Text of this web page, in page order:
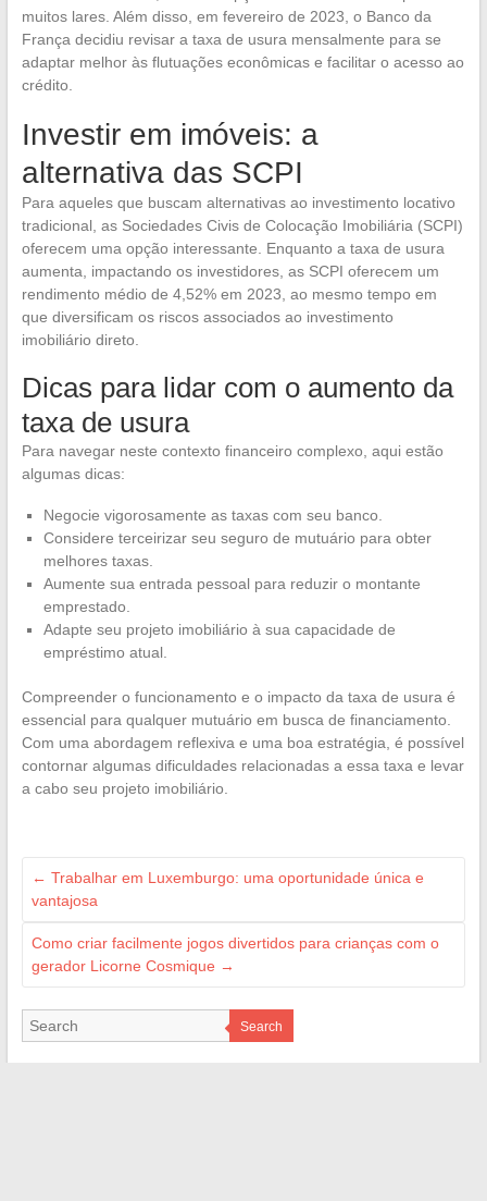
muitos lares. Além disso, em fevereiro de 2023, o Banco da
França decidiu revisar a taxa de usura mensalmente para se
adaptar melhor às flutuações econômicas e facilitar o acesso ao
crédito.
Investir em imóveis: a
alternativa das SCPI
Para aqueles que buscam alternativas ao investimento locativo
tradicional, as Sociedades Civis de Colocação Imobiliária (SCPI)
oferecem uma opção interessante. Enquanto a taxa de usura
aumenta, impactando os investidores, as SCPI oferecem um
rendimento médio de 4,52% em 2023, ao mesmo tempo em
que diversificam os riscos associados ao investimento
imobiliário direto.
Dicas para lidar com o aumento da
taxa de usura
Para navegar neste contexto financeiro complexo, aqui estão
algumas dicas:
Negocie vigorosamente as taxas com seu banco.
Considere terceirizar seu seguro de mutuário para obter
melhores taxas.
Aumente sua entrada pessoal para reduzir o montante
emprestado.
Adapte seu projeto imobiliário à sua capacidade de
empréstimo atual.
Compreender o funcionamento e o impacto da taxa de usura é
essencial para qualquer mutuário em busca de financiamento.
Com uma abordagem reflexiva e uma boa estratégia, é possível
contornar algumas dificuldades relacionadas a essa taxa e levar
a cabo seu projeto imobiliário.
← Trabalhar em Luxemburgo: uma oportunidade única e
vantajosa
Como criar facilmente jogos divertidos para crianças com o
gerador Licorne Cosmique →
Search